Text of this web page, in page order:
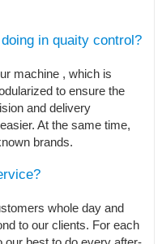
in quaity control?
machine , which is
to ensure the
and delivery
At the same time,
brands.
whole day and
to our clients. For each